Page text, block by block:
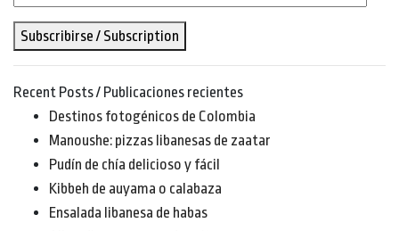
email
Subscribirse / Subscription
Recent Posts / Publicaciones recientes
Destinos fotogénicos de Colombia
Manoushe: pizzas libanesas de zaatar
Pudín de chía delicioso y fácil
Kibbeh de auyama o calabaza
Ensalada libanesa de habas